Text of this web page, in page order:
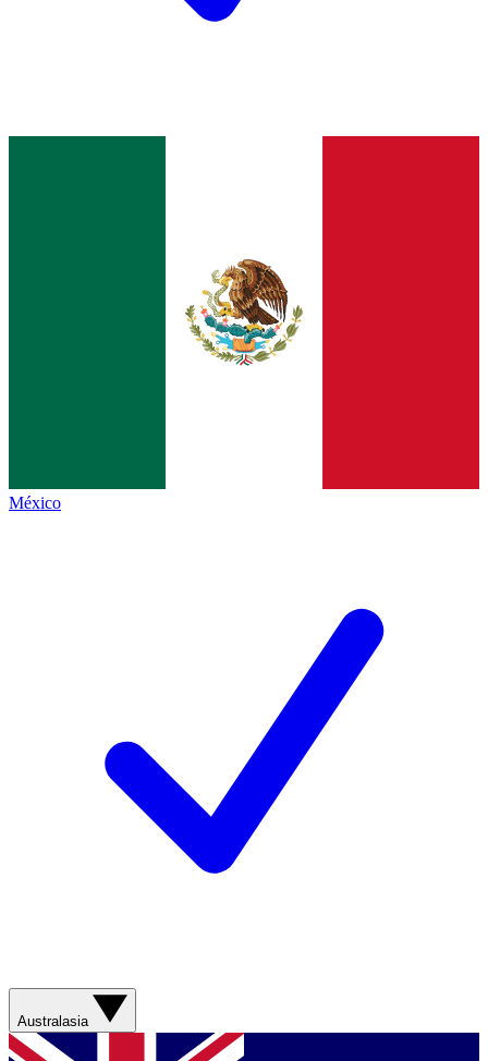
México
Australasia